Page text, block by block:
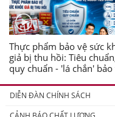
Thực phẩm bảo vệ sức
giả bị thu hồi: Tiêu
quy chuẩn - 'lá chắn' bảo
DIỄN ĐÀN CHÍNH SÁCH